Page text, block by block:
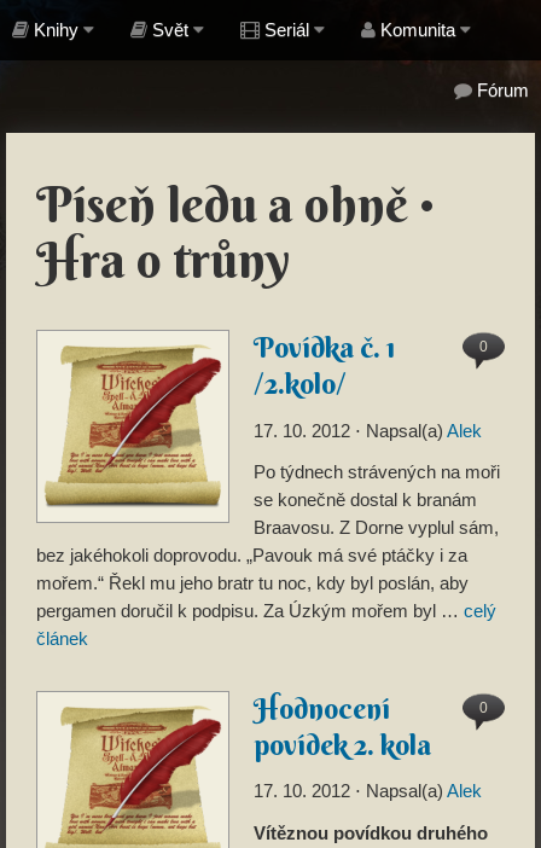
Knihy Svět Seriál Komunita
Fórum
Píseň ledu a ohně •
Hra o trůny
0
Povídka č. 1
/2.kolo/
17. 10. 2012 ⋅ Napsal(a) Alek
Po týdnech strávených na moři
se konečně dostal k branám
Braavosu. Z Dorne vyplul sám,
bez jakéhokoli doprovodu. „Pavouk má své ptáčky i za
mořem.“ Řekl mu jeho bratr tu noc, kdy byl poslán, aby
pergamen doručil k podpisu. Za Úzkým mořem byl … celý
článek
0
Hodnocení
povídek 2. kola
17. 10. 2012 ⋅ Napsal(a) Alek
Vítěznou povídkou druhého